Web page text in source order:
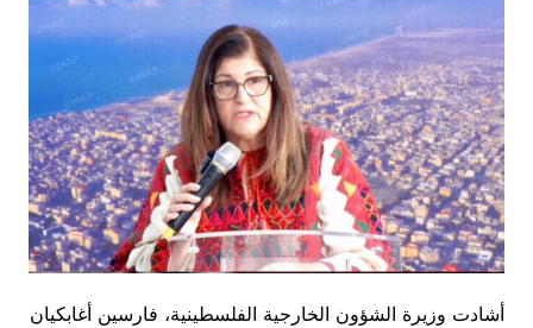
أشادت وزيرة الشؤون الخارجية الفلسطينية، فارسين أغابكيان